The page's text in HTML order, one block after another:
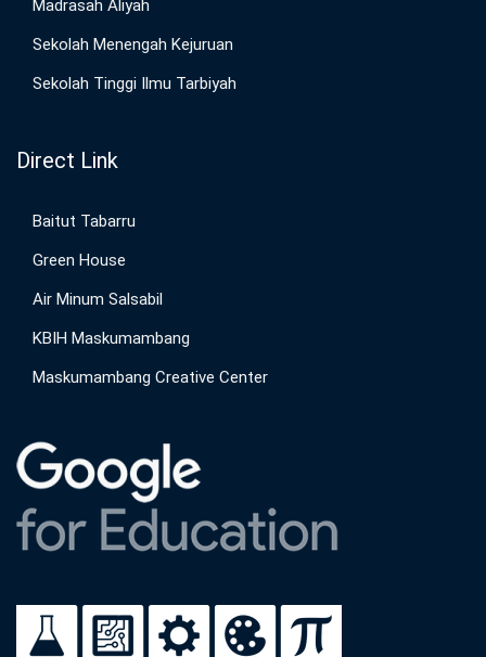
Madrasah Aliyah
Sekolah Menengah Kejuruan
Sekolah Tinggi Ilmu Tarbiyah
Direct Link
Baitut Tabarru
Green House
Air Minum Salsabil
KBIH Maskumambang
Maskumambang Creative Center